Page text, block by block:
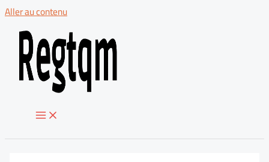
Aller au contenu